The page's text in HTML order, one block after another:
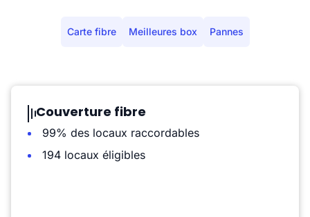
Carte fibre Meilleures box Pannes
Couverture fibre
99% des locaux raccordables
194 locaux éligibles